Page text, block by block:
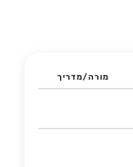
מורה/מדריך